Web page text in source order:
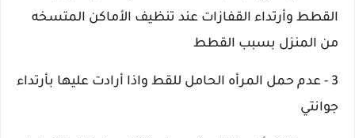
القطط وأرتداء القفازات عند تنظيف الأماكن المتسخه
من المنزل بسبب القطط
3 - عدم حمل المرأه الحامل للقط واذا أرادت عليها بأرتداء
جوانتي